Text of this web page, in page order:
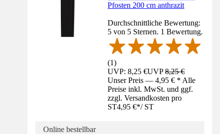
Pfosten 200 cm anthrazit
Durchschnittliche Bewertung:
5 von 5 Sternen. 1 Bewertung.
(1)
UVP: 8,25 €UVP8,25 €
Unser Preis — 4,95 € * Alle
Preise inkl. MwSt. und ggf.
zzgl. Versandkosten pro
ST4,95 €*/ ST
Online bestellbar